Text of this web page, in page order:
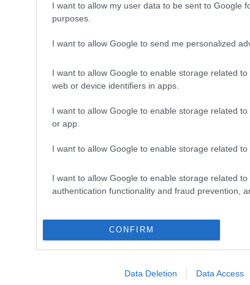
I want to allow my user data to be sent to Google
purposes.
I want to allow Google to send me personalized
I want to allow Google to enable storage related
web or device identifiers in apps.
I want to allow Google to enable storage related
or app.
I want to allow Google to enable storage related
I want to allow Google to enable storage related to
authentication functionality and fraud prevention,
CONFIRM
Data Deletion Data Access
Salgótarjánban lép fel a
be a Flórián téri
árnyékában?
Elkészült a Liszt
közelében lévő